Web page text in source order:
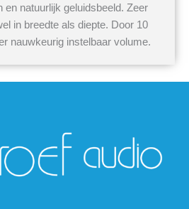
en natuurlijk geluidsbeeld. Zeer
in breedte als diepte. Door 10
nauwkeurig instelbaar volume.